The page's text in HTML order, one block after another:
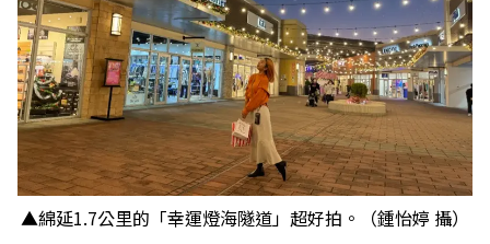
▲綿延1.7公里的「幸運燈海隧道」超好拍。（鍾怡婷 攝）